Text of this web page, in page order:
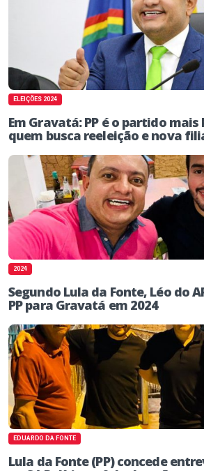
ELEIÇÕES 2024
Em Gravatá: PP é o partido mais
quem busca reeleição e nova
2024
Segundo Lula da Fonte, Léo do
PP para Gravatá em 2024
EDUARDO DA FONTE
Lula da Fonte (PP) concede